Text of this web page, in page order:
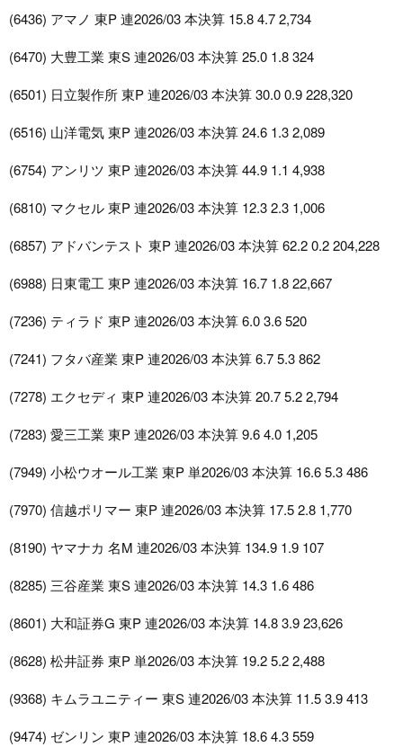
(6436) アマノ 東P 連2026/03 本決算 15.8 4.7 2,734
(6470) 大豊工業 東S 連2026/03 本決算 25.0 1.8 324
(6501) 日立製作所 東P 連2026/03 本決算 30.0 0.9 228,320
(6516) 山洋電気 東P 連2026/03 本決算 24.6 1.3 2,089
(6754) アンリツ 東P 連2026/03 本決算 44.9 1.1 4,938
(6810) マクセル 東P 連2026/03 本決算 12.3 2.3 1,006
(6857) アドバンテスト 東P 連2026/03 本決算 62.2 0.2 204,228
(6988) 日東電工 東P 連2026/03 本決算 16.7 1.8 22,667
(7236) ティラド 東P 連2026/03 本決算 6.0 3.6 520
(7241) フタバ産業 東P 連2026/03 本決算 6.7 5.3 862
(7278) エクセディ 東P 連2026/03 本決算 20.7 5.2 2,794
(7283) 愛三工業 東P 連2026/03 本決算 9.6 4.0 1,205
(7949) 小松ウオール工業 東P 単2026/03 本決算 16.6 5.3 486
(7970) 信越ポリマー 東P 連2026/03 本決算 17.5 2.8 1,770
(8190) ヤマナカ 名M 連2026/03 本決算 134.9 1.9 107
(8285) 三谷産業 東S 連2026/03 本決算 14.3 1.6 486
(8601) 大和証券G 東P 連2026/03 本決算 14.8 3.9 23,626
(8628) 松井証券 東P 単2026/03 本決算 19.2 5.2 2,488
(9368) キムラユニティー 東S 連2026/03 本決算 11.5 3.9 413
(9474) ゼンリン 東P 連2026/03 本決算 18.6 4.3 559